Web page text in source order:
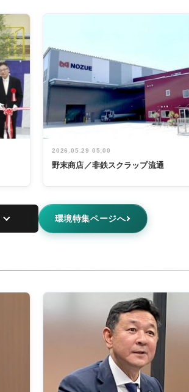
2026.05.29 05:00
野末商店／非鉄スクラップ流通
環境特集ページへ